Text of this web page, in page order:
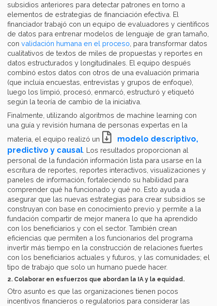
subsidios anteriores para detectar patrones en torno a
elementos de estrategias de financiación efectiva. El
financiador trabajó con un equipo de evaluadores y científicos
de datos para entrenar modelos de lenguaje de gran tamaño,
con validación humana en el proceso , para transformar datos
cualitativos de textos de miles de propuestas y reportes en
datos estructurados y longitudinales. El equipo después
combinó estos datos con otros de una evaluación primaria
(que incluía encuestas, entrevistas y grupos de enfoque),
luego los limpió, procesó, enmarcó, estructuró y etiquetó
según la teoría de cambio de la iniciativa.
Finalmente, utilizando algoritmos de machine learning con
una guía y revisión humana de personas expertas en la
materia, el equipo realizó un
modelo descriptivo,
predictivo y causal . Los resultados proporcionan al
personal de la fundación información lista para usarse en la
escritura de reportes, reportes interactivos, visualizaciones y
paneles de información, fortaleciendo su habilidad para
comprender qué ha funcionado y qué no. Esto ayuda a
asegurar que las nuevas estrategias para crear subsidios se
construyan con base en conocimiento previo y permite a la
fundación compartir de mejor manera lo que ha aprendido
con los beneficiarios y con el sector. También crean
eficiencias que permiten a los funcionarios del programa
invertir más tiempo en la construcción de relaciones fuertes
con los beneficiarios actuales y futuros, y las comunidades; el
tipo de trabajo que solo un humano puede hacer.
2. Colaborar en esfuerzos que abordan la IA y la equidad.
Otro asunto es que las organizaciones tienen pocos
incentivos financieros o regulatorios para considerar las